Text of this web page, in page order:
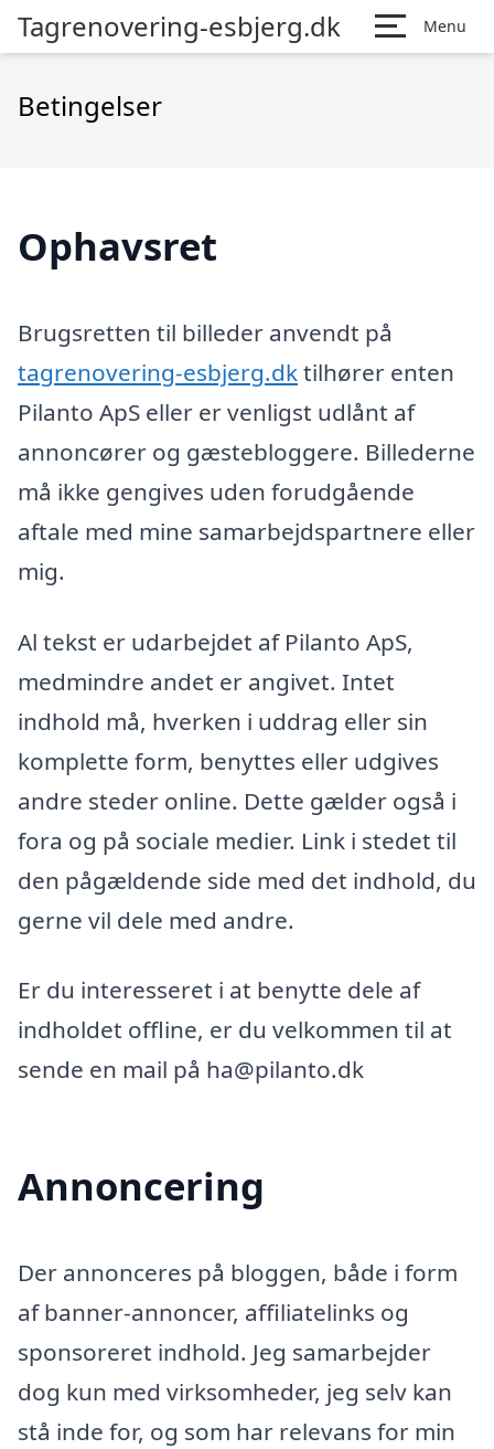
Tagrenovering-esbjerg.dk Menu
Betingelser
Ophavsret
Brugsretten til billeder anvendt på
tagrenovering-esbjerg.dktilhører enten
Pilanto ApS eller er venligst udlånt af
annoncører og gæstebloggere. Billederne
må ikke gengives uden forudgående
aftale med mine samarbejdspartnere eller
mig.
Al tekst er udarbejdet af Pilanto ApS,
medmindre andet er angivet. Intet
indhold må, hverken i uddrag eller sin
komplette form, benyttes eller udgives
andre steder online. Dette gælder også i
fora og på sociale medier. Link i stedet til
den pågældende side med det indhold, du
gerne vil dele med andre.
Er du interesseret i at benytte dele af
indholdet offline, er du velkommen til at
sende en mail på ha@pilanto.dk
Annoncering
Der annonceres på bloggen, både i form
af banner-annoncer, affiliatelinks og
sponsoreret indhold. Jeg samarbejder
dog kun med virksomheder, jeg selv kan
stå inde for, og som har relevans for min